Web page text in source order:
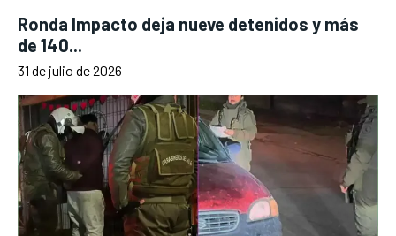
Ronda Impacto deja nueve detenidos y más
de 140...
31 de julio de 2026